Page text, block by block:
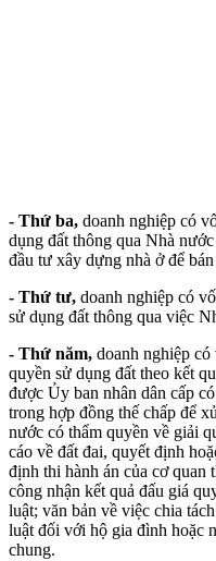
- Thứ ba, doanh nghiệp có
dụng đất thông qua Nhà
đầu tư xây dựng nhà ở để
- Thứ tư, doanh nghiệp có
sử dụng đất thông qua việc
- Thứ năm, doanh nghiệp
quyền sử dụng đất theo kết
được Ủy ban nhân dân cấp
trong hợp đồng thế chấp để
nước có thẩm quyền về giải
cáo về đất đai, quyết định
định thi hành án của cơ quan
công nhận kết quả đấu giá
luật; văn bản về việc chia
luật đối với hộ gia đình hoặc
chung.